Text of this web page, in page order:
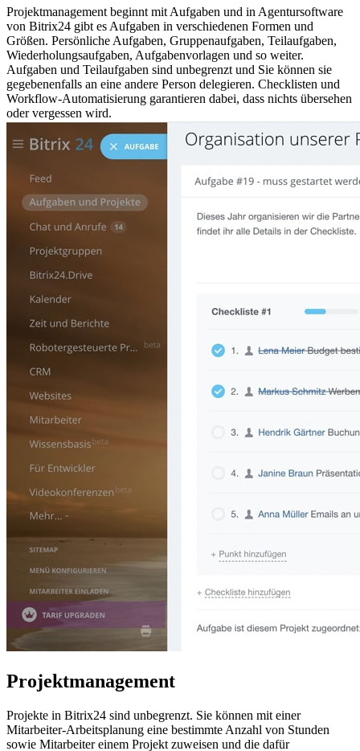
Projektmanagement beginnt mit Aufgaben und in Agentursoftware
von Bitrix24 gibt es Aufgaben in verschiedenen Formen und
Größen. Persönliche Aufgaben, Gruppenaufgaben, Teilaufgaben,
Wiederholungsaufgaben, Aufgabenvorlagen und so weiter.
Aufgaben und Teilaufgaben sind unbegrenzt und Sie können sie
gegebenenfalls an eine andere Person delegieren. Checklisten und
Workflow-Automatisierung garantieren dabei, dass nichts übersehen
oder vergessen wird.
Projektmanagement
Projekte in Bitrix24 sind unbegrenzt. Sie können mit einer
Mitarbeiter-Arbeitsplanung eine bestimmte Anzahl von Stunden
sowie Mitarbeiter einem Projekt zuweisen und die dafür